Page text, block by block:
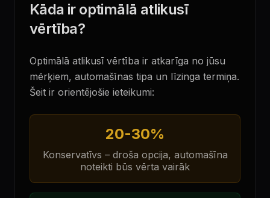
Kāda ir optimālā atlikusī
vērtība?
Optimālā atlikusī vērtība ir atkarīga no jūsu
mērķiem, automašīnas tipa un līzinga termiņa.
Šeit ir orientējošie ieteikumi:
20-30%
Konservatīvs – droša opcija, automašīna
noteikti būs vērta vairāk